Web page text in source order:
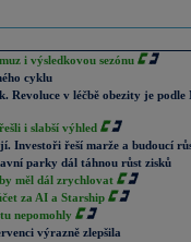
i výsledkovou sezónu
cyklu
v léčbě obezity je podle
i slabší výhled
Investoři řeší marže a budoucí
parky dál táhnou růst zisků
měl dál zrychlovat
za AI a Starship
nepomohly
výrazně zlepšila